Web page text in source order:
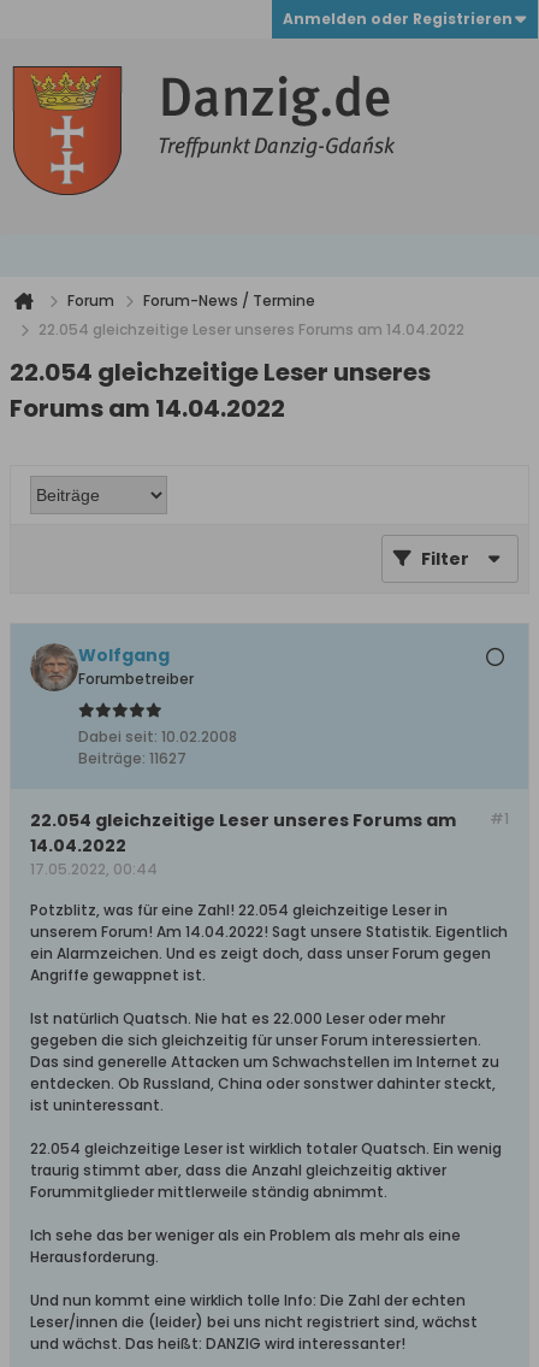
Anmelden oder Registrieren
Forum
Forum-News / Termine
22.054 gleichzeitige Leser unseres Forums am 14.04.2022
22.054 gleichzeitige Leser unseres
Forums am 14.04.2022
Filter
Wolfgang
Forumbetreiber
Dabei seit: 10.02.2008
Beiträge: 11627
#1
22.054 gleichzeitige Leser unseres Forums am
14.04.2022
17.05.2022, 00:44
Potzblitz, was für eine Zahl! 22.054 gleichzeitige Leser in
unserem Forum! Am 14.04.2022! Sagt unsere Statistik. Eigentlich
ein Alarmzeichen. Und es zeigt doch, dass unser Forum gegen
Angriffe gewappnet ist.
Ist natürlich Quatsch. Nie hat es 22.000 Leser oder mehr
gegeben die sich gleichzeitig für unser Forum interessierten.
Das sind generelle Attacken um Schwachstellen im Internet zu
entdecken. Ob Russland, China oder sonstwer dahinter steckt,
ist uninteressant.
22.054 gleichzeitige Leser ist wirklich totaler Quatsch. Ein wenig
traurig stimmt aber, dass die Anzahl gleichzeitig aktiver
Forummitglieder mittlerweile ständig abnimmt.
Ich sehe das ber weniger als ein Problem als mehr als eine
Herausforderung.
Und nun kommt eine wirklich tolle Info: Die Zahl der echten
Leser/innen die (leider) bei uns nicht registriert sind, wächst
und wächst. Das heißt: DANZIG wird interessanter!